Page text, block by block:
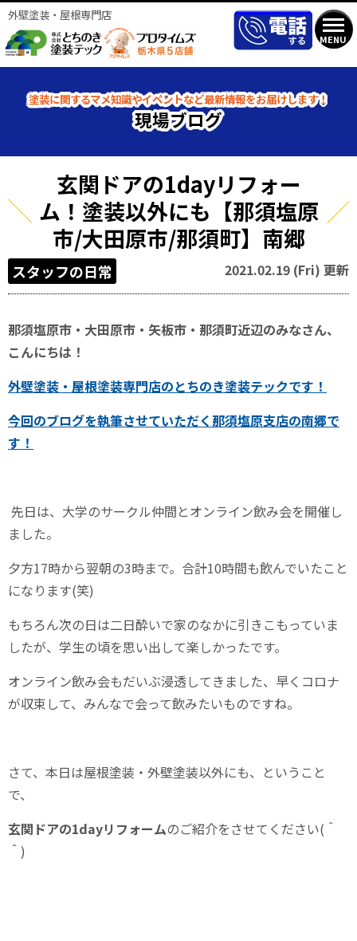
MENU
外壁塗装・屋根専門店
塗装に関するマメ知識やイベントなど最新情報をお届けします！
現場ブログ
玄関ドアの1dayリフォー
ム！塗装以外にも【那須塩原
市/大田原市/那須町】南郷
スタッフの日常 2021.02.19 (Fri) 更新
那須塩原市・大田原市・矢板市・那須町近辺のみなさん、
こんにちは！
外壁塗装・屋根塗装専門店のとちのき塗装テックです！
今回のブログを執筆させていただく那須塩原支店の南郷で
す！
先日は、大学のサークル仲間とオンライン飲み会を開催し
ました。
夕方17時から翌朝の3時まで。合計10時間も飲んでいたこと
になります(笑)
もちろん次の日は二日酔いで家のなかに引きこもっていま
したが、学生の頃を思い出して楽しかったです。
オンライン飲み会もだいぶ浸透してきました、早くコロナ
が収束して、みんなで会って飲みたいものですね。
さて、本日は屋根塗装・外壁塗装以外にも、ということ
で、
玄関ドアの1dayリフォームのご紹介をさせてください(＾
＾)